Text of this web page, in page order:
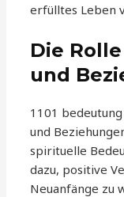
erfülltes Leben
Die Rolle
und
1101
und
spirituelle
dazu, positive
Neuanfänge zu